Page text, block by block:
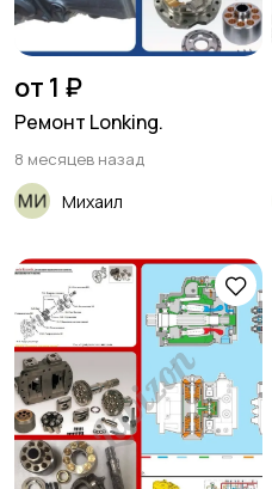
от 1 ₽
Ремонт Lonking.
8 месяцев назад
Михаил